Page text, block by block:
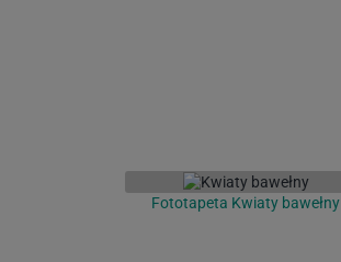
Fototapeta Kwiaty bawełny